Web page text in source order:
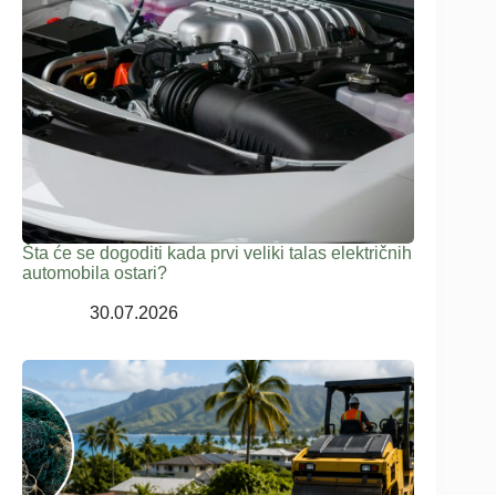
Šta će se dogoditi kada prvi veliki talas električnih
automobila ostari?
30.07.2026